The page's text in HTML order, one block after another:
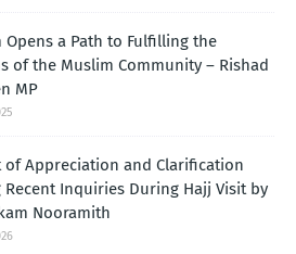
Opens a Path to Fulfilling the
of the Muslim Community – Rishad
MP
of Appreciation and Clarification
Recent Inquiries During Hajj Visit by
Nooramith